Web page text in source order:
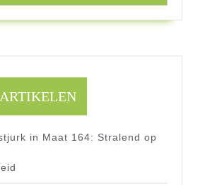
in Maat 164: Stralend op